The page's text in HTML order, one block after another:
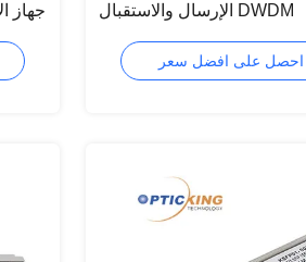
الإرسال والاستقبال DWDM